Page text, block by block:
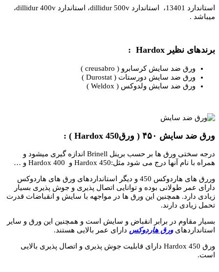
استاندارد 13401، استاندارد dillidur 500v، استاندارد dillidur 400v،
می­باشد .
برندهای نظیر Hardox :
ورق ضد سایش کرسابرو ( creusabro )
ورق ضد سایش دورستات ( Durostat )
ورق ضد سایش ولدوکس ( Weldox )
ورق ضد سایش ۴۵۰ ( ورق450 Hardox ) :
درجه سختی ورق­ ها بر حسب برینل Brinell اندازه گیری می­شود و
همراه با نام آن­ها درج می شود مثل:450 Hardox و Hardox 400 و …
وررق­ های هاردوکس 450 و دیگر استاندارد­های ورق­ های هاردوکس
دارای عمر طولانی بوده و توانایی اتصال پذیری و جوش پذیری بسیار
زیادی دارد. همچنین این ورق­ ها در مواجهه با سایش و انقباضات قدرت
تحمل زیادی دارند.
بسیار مقاوم در برابر انقباض و سایش است و همچنین این ورق و سایر
استانداردهایورق هاردوکس دارای عمر بالایی هستند.
ورق Hardox 450 دارای قابلیت جوش پذیری و اتصال پذیری بالایی
است.